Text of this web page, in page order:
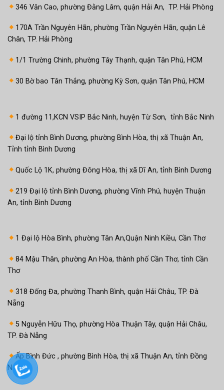
346 Văn Cao, phường Đằng Lâm, quận Hải An, TP. Hải Phòng
170A Trần Nguyên Hãn, phường Trần Nguyên Hãn, quận Lê
Chân, TP. Hải Phòng
1/1 Trường Chinh, phường Tây Thạnh, quận Tân Phú, HCM
30 Bờ bao Tân Thắng, phường Kỳ Sơn, quận Tân Phú, HCM
1 đường 11,KCN VSIP Bắc Ninh, huyện Từ Sơn, tỉnh Bắc Ninh
Đại lộ tỉnh Bình Dương, phường Bình Hòa, thị xã Thuận An,
Tỉnh tỉnh Bình Dương
Quốc Lộ 1K, phường Đông Hòa, thị xã Dĩ An, tỉnh Bình Dương
219 Đại lộ tỉnh Bình Dương, phường Vĩnh Phú, huyện Thuận
An, tỉnh Bình Dương
1 Đại lộ Hòa Bình, phường Tân An,Quận Ninh Kiều, Cần Thơ
84 Mậu Thân, phường An Hòa, thành phố Cần Thơ, tỉnh Cần
Thơ
318 Đống Đa, phường Thanh Bình, quận Hải Châu, TP. Đà
Nẵng
5 Nguyễn Hữu Thọ, phường Hòa Thuận Tây, quận Hải Châu,
TP. Đà Nẵng
Ấp Bình Đức , phường Bình Hòa, thị xã Thuận An, tỉnh Đồng
Nai